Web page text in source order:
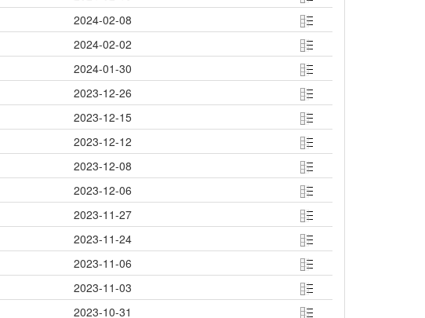
2024-02-08
2024-02-02
2024-01-30
2023-12-26
2023-12-15
2023-12-12
2023-12-08
2023-12-06
2023-11-27
2023-11-24
2023-11-06
2023-11-03
2023-10-31